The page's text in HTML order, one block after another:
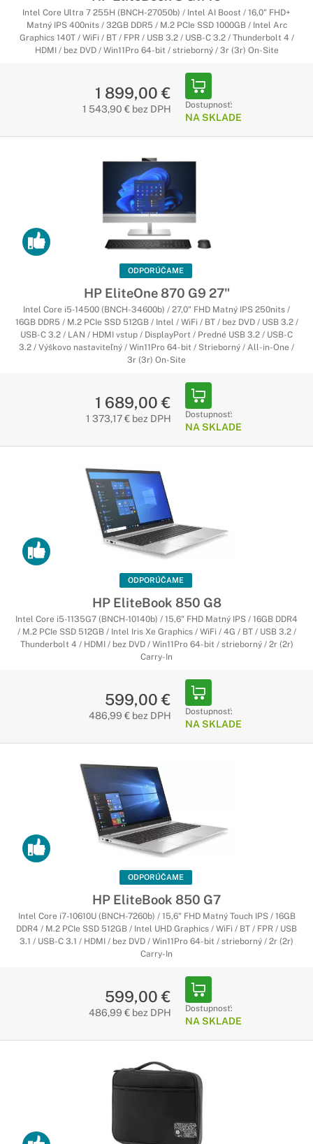
Intel Core Ultra 7 255H (BNCH-27050b) / Intel AI Boost / 16,0" FHD+
Matný IPS 400nits / 32GB DDR5 / M.2 PCIe SSD 1000GB / Intel Arc
Graphics 140T / WiFi / BT / FPR / USB 3.2 / USB-C 3.2 / Thunderbolt 4 /
HDMI / bez DVD / Win11Pro 64-bit / strieborný / 3r (3r) On-Site
1 899,00 €
1 543,90 € bez DPH Dostupnosť:
NA SKLADE
ODPORÚČAME
HP EliteOne 870 G9 27"
Intel Core i5-14500 (BNCH-34600b) / 27,0" FHD Matný IPS 250nits /
16GB DDR5 / M.2 PCIe SSD 512GB / Intel / WiFi / BT / bez DVD / USB 3.2 /
USB-C 3.2 / LAN / HDMI vstup / DisplayPort / Predné USB 3.2 / USB-C
3.2 / Výškovo nastaviteľný / Win11Pro 64-bit / Strieborný / All-in-One /
3r (3r) On-Site
1 689,00 €
1 373,17 € bez DPH Dostupnosť:
NA SKLADE
ODPORÚČAME
HP EliteBook 850 G8
Intel Core i5-1135G7 (BNCH-10140b) / 15,6" FHD Matný IPS / 16GB DDR4
/ M.2 PCIe SSD 512GB / Intel Iris Xe Graphics / WiFi / 4G / BT / USB 3.2 /
Thunderbolt 4 / HDMI / bez DVD / Win11Pro 64-bit / strieborný / 2r (2r)
Carry-In
599,00 €
486,99 € bez DPH Dostupnosť:
NA SKLADE
ODPORÚČAME
HP EliteBook 850 G7
Intel Core i7-10610U (BNCH-7260b) / 15,6" FHD Matný Touch IPS / 16GB
DDR4 / M.2 PCIe SSD 512GB / Intel UHD Graphics / WiFi / BT / FPR / USB
3.1 / USB-C 3.1 / HDMI / bez DVD / Win11Pro 64-bit / strieborný / 2r (2r)
Carry-In
599,00 €
486,99 € bez DPH Dostupnosť:
NA SKLADE